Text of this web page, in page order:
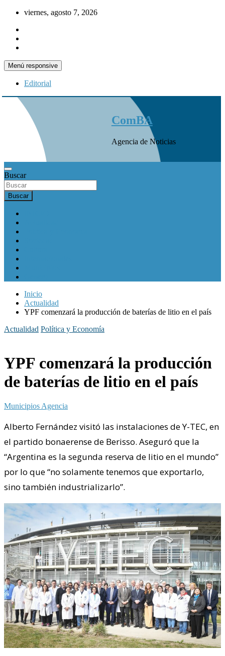
Saltar
contenido
viernes, agosto 7, 2026
Menú responsive
Editorial
ComBA
Agencia de Noticias
Buscar
Buscar
Inicio
Actualidad
YPF comenzará la producción de baterías de litio en el país
Actualidad Política y Economía
YPF comenzará la producción
de baterías de litio en el país
Municipios Agencia
Alberto Fernández visitó las instalaciones de Y-TEC, en
el partido bonaerense de Berisso. Aseguró que la
“Argentina es la segunda reserva de litio en el mundo”
por lo que “no solamente tenemos que exportarlo,
sino también industrializarlo”.